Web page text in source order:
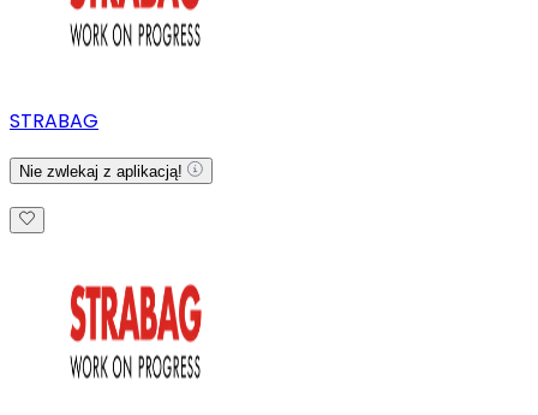
STRABAG
Nie zwlekaj z aplikacją!